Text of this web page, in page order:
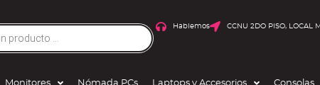
Hablemos CCNU 2DO PISO, LOCAL